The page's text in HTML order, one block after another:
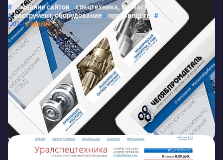
Создание сайтов
спецтехника, запчасти
инструмент, оборудование
производство средняя
[2014] в архиве
Уралспецтехника
Поставка электротехнической продукции